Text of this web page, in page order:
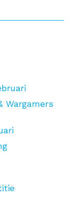
Wargamers